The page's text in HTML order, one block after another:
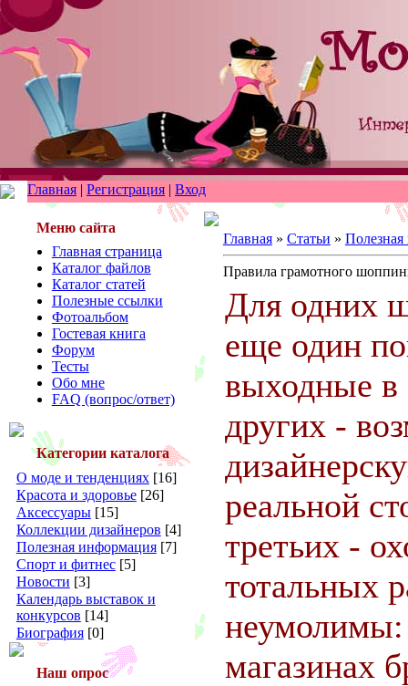
Главная | Регистрация | Вход
Меню сайта
Главная страница
Каталог файлов
Каталог статей
Полезные ссылки
Фотоальбом
Гостевая книга
Форум
Тесты
Обо мне
FAQ (вопрос/ответ)
Категории каталога
О моде и тенденциях [16]
Красота и здоровье [26]
Аксессуары [15]
Коллекции дизайнеров [4]
Полезная информация [7]
Спорт и фитнес [5]
Новости [3]
Календарь выставок и
конкурсов [14]
Биография [0]
Наш опрос
Главная» Статьи »
Правила грамотного
Для одних
еще один
выходные в
других -
реальной
третьих -
тотальных
неумолимы:
магазинах